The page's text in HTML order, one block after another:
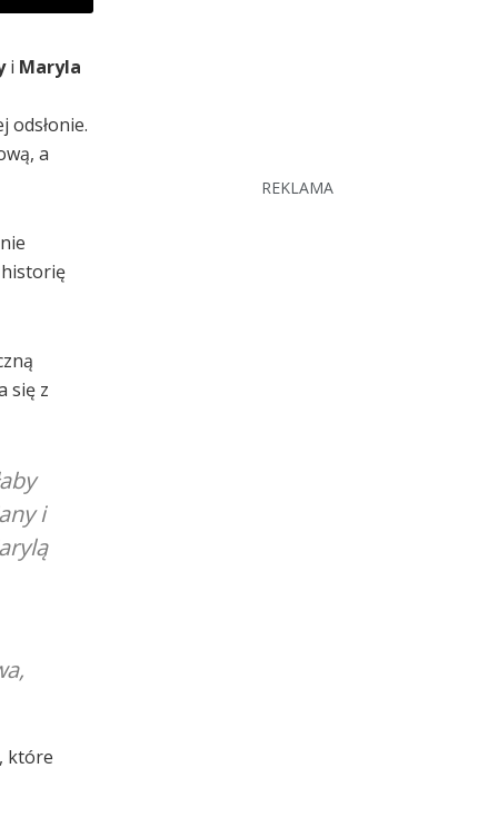
i Maryla
odsłonie.
a
historię
się z
i
, które
REKLAMA